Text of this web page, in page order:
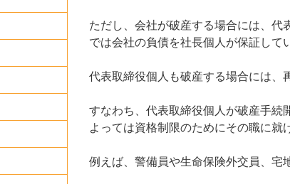
ただし、会社が破産する場合には、代
では会社の負債を社長個人が保証して
代表取締役個人も破産する場合には、
すなわち、代表取締役個人が破産手続
よっては資格制限のためにその職に就
例えば、警備員や生命保険外交員、宅